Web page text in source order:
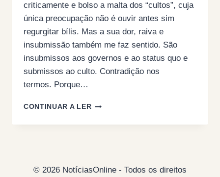
criticamente e bolso a malta dos “cultos”, cuja
única preocupação não é ouvir antes sim
regurgitar bílis. Mas a sua dor, raiva e
insubmissão também me faz sentido. São
insubmissos aos governos e ao status quo e
submissos ao culto. Contradição nos
termos. Porque…
CONTINUAR A LERESTÁ-
A
© 2026 NotíciasOnline - Todos os direitos